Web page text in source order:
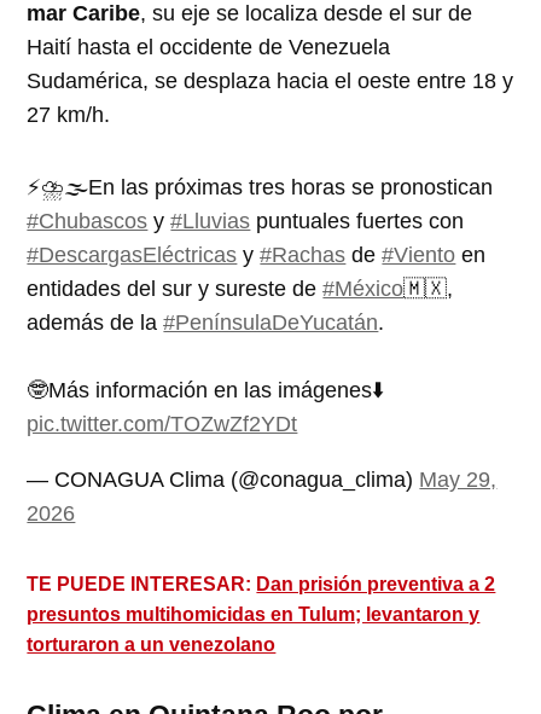
mar Caribe, su eje se localiza desde el sur de
Haití hasta el occidente de Venezuela
Sudamérica, se desplaza hacia el oeste entre 18 y
27 km/h.
⚡️⛈️🌫️En las próximas tres horas se pronostican
#Chubascos y#Lluvias puntuales fuertes con
#DescargasEléctricas y#Rachas de#Viento en
entidades del sur y sureste de#México🇲🇽,
además de la#PenínsulaDeYucatán.
🤓Más información en las imágenes⬇️
pic.twitter.com/TOZwZf2YDt
— CONAGUA Clima (@conagua_clima) May 29,
2026
TE PUEDE INTERESAR: Dan prisión preventiva a 2
presuntos multihomicidas en Tulum; levantaron y
torturaron a un venezolano